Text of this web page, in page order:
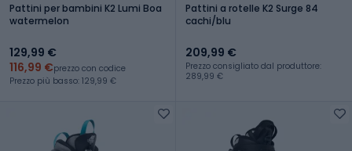
Pattini per bambini K2 Lumi Boa
watermelon
129,99 €
116,99 €prezzo con codice
Prezzo più basso: 129,99 €
Pattini a rotelle K2 Surge 84
cachi/blu
209,99 €
Prezzo consigliato dal produttore:
289,99 €